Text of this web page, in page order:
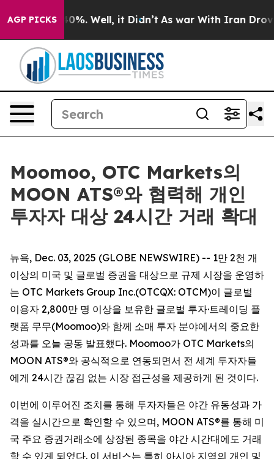
AGP PICKS40%. Well, it Didn’t As war With Iran Drove oil
Moomoo, OTC Markets의
MOON ATS®와 협력해 개인
투자자 대상 24시간 거래 확대
뉴욕, Dec. 03, 2025 (GLOBE NEWSWIRE) -- 1만 2천 개
이상의 미국 및 글로벌 증권을 대상으로 규제 시장을 운영하
는 OTC Markets Group Inc.(OTCQX: OTCM)이 글로벌
이용자 2,800만 명 이상을 보유한 글로벌 투자·트레이딩 플
랫폼 무무(Moomoo)와 함께 소매 투자 분야에서의 중요한
성과를 오늘 공동 발표했다. Moomoo가 OTC Markets의
MOON ATS®와 공식적으로 연동되면서 전 세계 투자자들
에게 24시간 끊김 없는 시장 접근성을 제공하게 된 것이다.
이번에 이루어진 조치를 통해 투자자들은 야간 유동성과 가
격을 실시간으로 확인할 수 있으며, MOON ATS®를 통해 미
국 주요 증권거래소에 상장된 종목을 야간 시간대에도 거래
할 수 있게 되었다. 이 서비스는 특히 아시아 지역의 개인 및